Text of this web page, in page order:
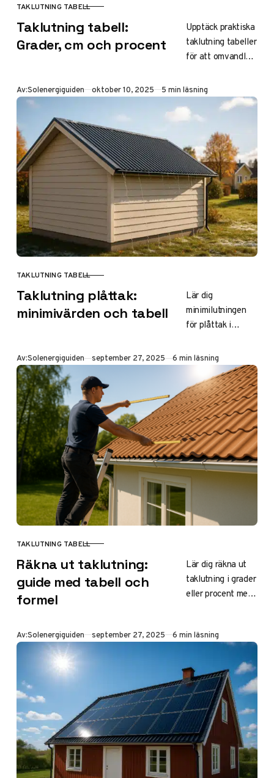
KATEGORI
TAKLUTNING TABELL
Taklutning tabell:
Grader, cm och procent
Upptäck praktiska
taklutning tabeller
för att omvandla
procent. Lär dig
räkna ut
taklutning för
solceller, snölast
och byggnormer i
Sverige. Optimera
ditt tak effektivt.
Av:Solenergiguiden Publicerad
oktober 10, 2025 5 min läsning
KATEGORI
TAKLUTNING TABELL
Taklutning plåttak:
minimivärden och tabell
Lär dig
minimilutningen
för plåttak i
grader för god
vattenavledning
och snöhantering.
Få tabell med
värden per taktyp,
beräkningstips
och råd för uterum
och altan enligt
Boverket.
Av:Solenergiguiden Publicerad
september 27, 2025 6 min läsning
KATEGORI
TAKLUTNING TABELL
Räkna ut taklutning:
guide med tabell och
formel
Lär dig räkna ut
taklutning i grader
eller procent med
taklutning tabell
materialval och
Boverkets krav –
optimalt 35–45°
för max
elavkastning i
Sverige.
Av:Solenergiguiden Publicerad
september 27, 2025 6 min läsning